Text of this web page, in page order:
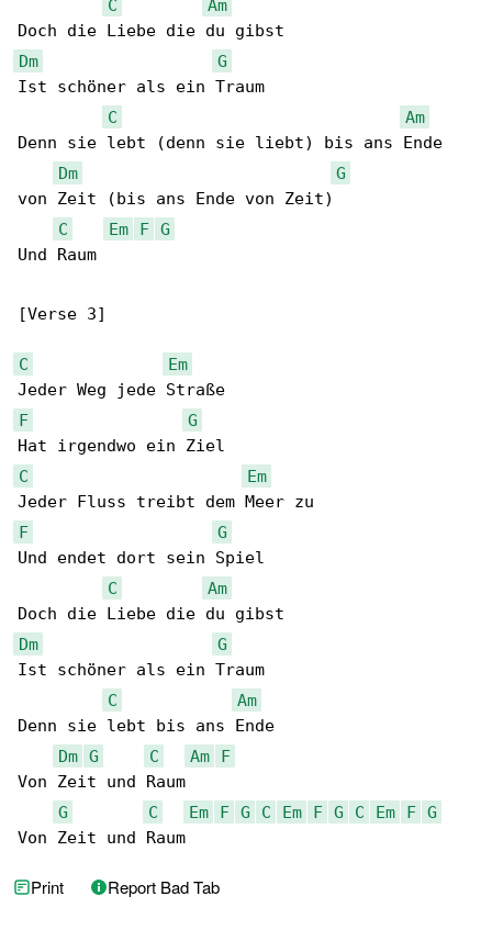
C
Am
Dm
G
Ist schöner als ein Traum
C
Am
Denn sie lebt (denn sie liebt) bis ans Ende
Dm
G
von Zeit (bis ans Ende von Zeit)
C
Em F G
Und Raum
[Verse 3]
C
Em
F
G
C
Em
F
G
Und endet dort sein Spiel
C
Am
Dm
G
Ist schöner als ein Traum
C
Am
Denn sie lebt bis ans Ende
Dm G C Am
F
Von Zeit und Raum
G
C Em F G C Em F G C Em F G
Von Zeit und Raum
Print Report Bad Tab